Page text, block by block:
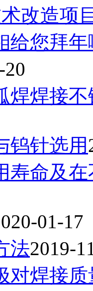
改造项
给您拜
20
焊焊接
钨针选用
寿命及
01-17
法2019-
对焊接